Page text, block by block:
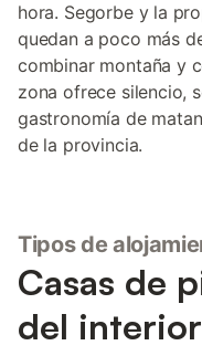
hora. Segorbe y la
quedan a poco más
combinar montaña y
zona ofrece silencio,
gastronomía de
de la provincia.
Tipos de
Casas de
del